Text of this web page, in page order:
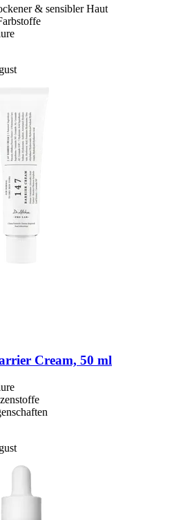
& sensibler Haut
Cream, 50 ml